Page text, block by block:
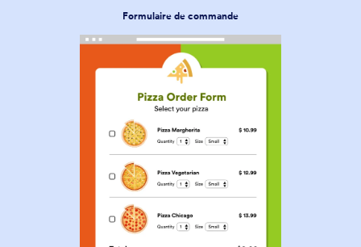
Formulaire de commande